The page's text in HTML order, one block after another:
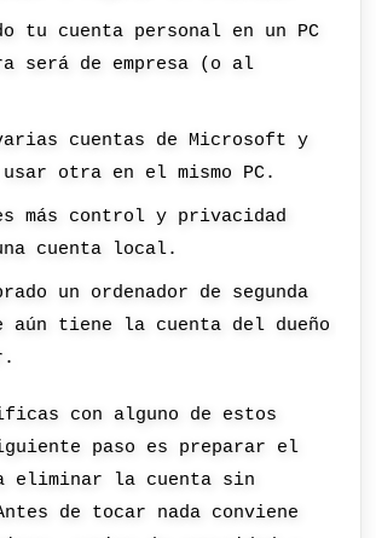
tu cuenta personal en un PC
será de empresa (o al
cuentas de Microsoft y
otra en el mismo PC.
más control y privacidad
cuenta local.
un ordenador de segunda
aún tiene la cuenta del dueño
con alguno de estos
paso es preparar el
eliminar la cuenta sin
de tocar nada conviene